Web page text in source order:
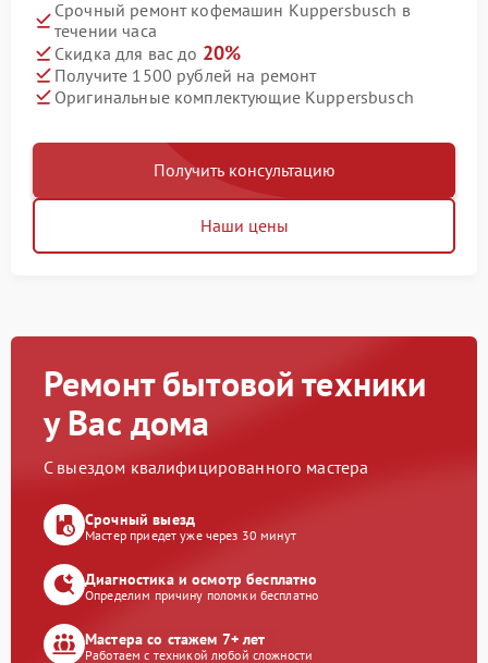
Срочный ремонт кофемашин Kuppersbusch в
течении часа
Скидка для вас до 20%
Получите 1500 рублей на ремонт
Оригинальные комплектующие Kuppersbusch
Получить консультацию
Наши цены
Ремонт бытовой техники
у Вас дома
С выездом квалифицированного мастера
Срочный выезд
Мастер приедет уже через 30 минут
Диагностика и осмотр бесплатно
Определим причину поломки бесплатно
Мастера со стажем 7+ лет
Работаем с техникой любой сложности